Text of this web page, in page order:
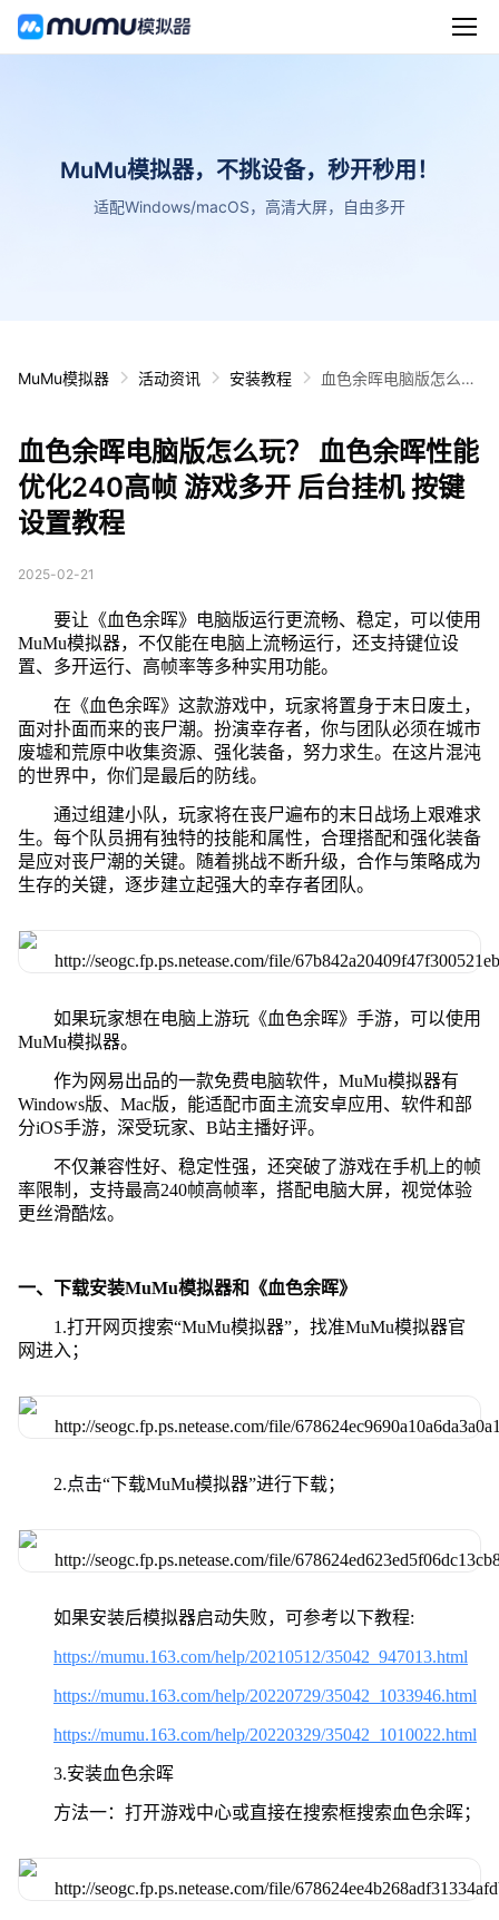
MuMu模拟器，不挑设备，秒开秒用！
适配Windows/macOS，高清大屏，自由多开
MuMu模拟器 活动资讯 安装教程
血色余晖电脑版怎么
台挂机 按键设置教程
血色余晖电脑版怎么玩？ 血色余晖性能
优化240高帧 游戏多开 后台挂机 按键
设置教程
2025-02-21
要让《血色余晖》电脑版运行更流畅、稳定，可以使用
MuMu模拟器，不仅能在电脑上流畅运行，还支持键位设
置、多开运行、高帧率等多种实用功能。
在《血色余晖》这款游戏中，玩家将置身于末日废土，
面对扑面而来的丧尸潮。扮演幸存者，你与团队必须在城市
废墟和荒原中收集资源、强化装备，努力求生。在这片混沌
的世界中，你们是最后的防线。
通过组建小队，玩家将在丧尸遍布的末日战场上艰难求
生。每个队员拥有独特的技能和属性，合理搭配和强化装备
是应对丧尸潮的关键。随着挑战不断升级，合作与策略成为
生存的关键，逐步建立起强大的幸存者团队。
如果玩家想在电脑上游玩《血色余晖》手游，可以使用
MuMu模拟器。
作为网易出品的一款免费电脑软件，MuMu模拟器有
Windows版、Mac版，能适配市面主流安卓应用、软件和部
分iOS手游，深受玩家、B站主播好评。
不仅兼容性好、稳定性强，还突破了游戏在手机上的帧
率限制，支持最高240帧高帧率，搭配电脑大屏，视觉体验
更丝滑酷炫。
一、下载安装MuMu模拟器和《血色余晖》
1.打开网页搜索“MuMu模拟器”，找准MuMu模拟器官
网进入；
2.点击“下载MuMu模拟器”进行下载；
如果安装后模拟器启动失败，可参考以下教程:
https://mumu.163.com/help/20210512/35042_947013.html
https://mumu.163.com/help/20220729/35042_1033946.html
https://mumu.163.com/help/20220329/35042_1010022.html
3.安装血色余晖
方法一：打开游戏中心或直接在搜索框搜索血色余晖；